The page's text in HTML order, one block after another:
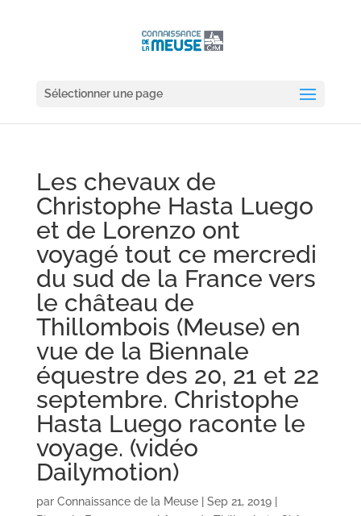
Sélectionner une page
Les chevaux de
Christophe Hasta Luego
et de Lorenzo ont
voyagé tout ce mercredi
du sud de la France vers
le château de
Thillombois (Meuse) en
vue de la Biennale
équestre des 20, 21 et 22
septembre. Christophe
Hasta Luego raconte le
voyage. (vidéo
Dailymotion)
par Connaissance de la Meuse| Sep 21, 2019|